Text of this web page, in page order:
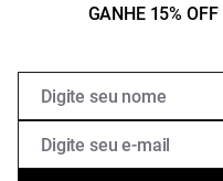
GANHE 15%